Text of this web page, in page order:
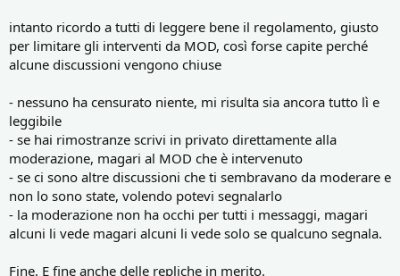
democrazia ci sta anche questo ed ognuno deve dire la sua.
Scusami ancora Monikk per lo spazio rubato, spero ora non
censurino anche te.
intanto ricordo a tutti di leggere bene il regolamento, giusto
per limitare gli interventi da MOD, così forse capite perché
alcune discussioni vengono chiuse
- nessuno ha censurato niente, mi risulta sia ancora tutto lì e
leggibile
- se hai rimostranze scrivi in privato direttamente alla
moderazione, magari al MOD che è intervenuto
- se ci sono altre discussioni che ti sembravano da moderare e
non lo sono state, volendo potevi segnalarlo
- la moderazione non ha occhi per tutti i messaggi, magari
alcuni li vede magari alcuni li vede solo se qualcuno segnala.
Fine. E fine anche delle repliche in merito.